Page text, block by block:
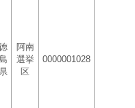
県
阿南
選挙
区
0000001028